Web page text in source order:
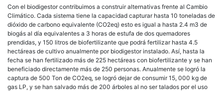
Con el biodigestor contribuimos a construir alternativas frente al Cambio
Climático. Cada sistema tiene la capacidad capturar hasta 10 toneladas de
dióxido de carbono equivalente (CO2eq) esto es igual a hasta 2.4 m3 de
biogás al día equivalentes a 3 horas de estufa de dos quemadores
prendidas, y 150 litros de biofertilizante que podrá fertilizar hasta 4.5
hectáreas de cultivo anualmente por biodigestor instalado. Así, hasta la
fecha se han fertilizado más de 225 hectáreas con biofertilizante y se han
beneficiado directamente más de 250 personas. Anualmente se logró la
captura de 500 Ton de CO2eq, se logró dejar de consumir 15, 000 kg de
gas LP, y se han salvado más de 200 árboles al no ser talados por el uso